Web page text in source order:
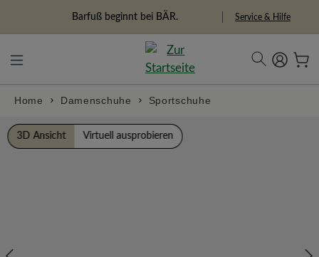
Freiheitspioniere Service & Hilfe
Home Damenschuhe Sportschuhe
Bildergalerie überspringen
3D Ansicht Virtuell ausprobieren